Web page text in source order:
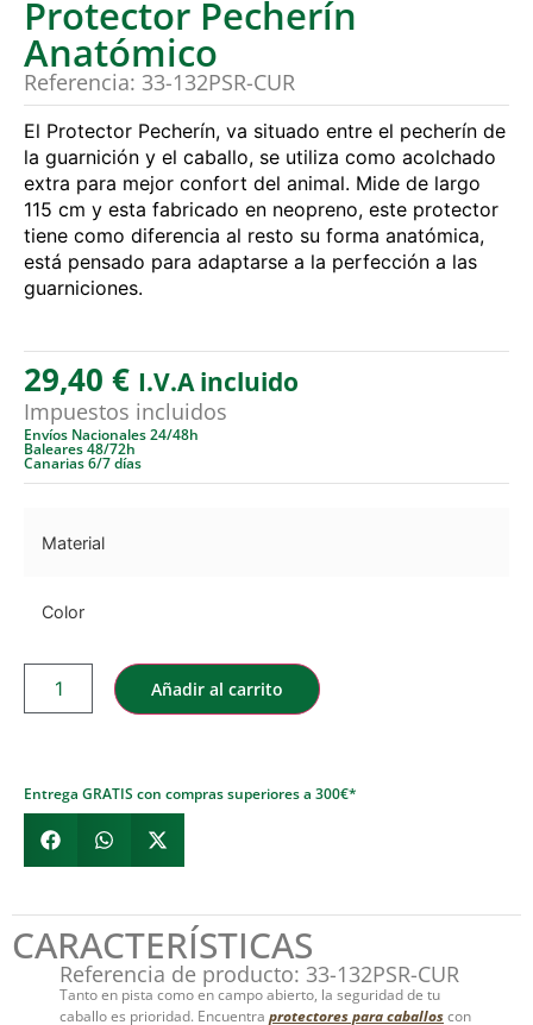
Protector Pecherín
Anatómico
Referencia: 33-132PSR-CUR
El Protector Pecherín, va situado entre el pecherín de
la guarnición y el caballo, se utiliza como acolchado
extra para mejor confort del animal. Mide de largo
115 cm y esta fabricado en neopreno, este protector
tiene como diferencia al resto su forma anatómica,
está pensado para adaptarse a la perfección a las
guarniciones.
29,40 € I.V.A incluido
Impuestos incluidos
Envíos Nacionales 24/48h
Baleares 48/72h
Canarias 6/7 días
Material
Color
Añadir al carrito
Entrega GRATIS con compras superiores a 300€*
CARACTERÍSTICAS
Referencia de producto: 33-132PSR-CUR
Tanto en pista como en campo abierto, la seguridad de tu
caballo es prioridad. Encuentra protectores para caballoscon